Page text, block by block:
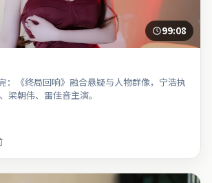
99:08
：《终局回响》融合悬疑与人物群像，宁浩执
梁朝伟、雷佳音主演。